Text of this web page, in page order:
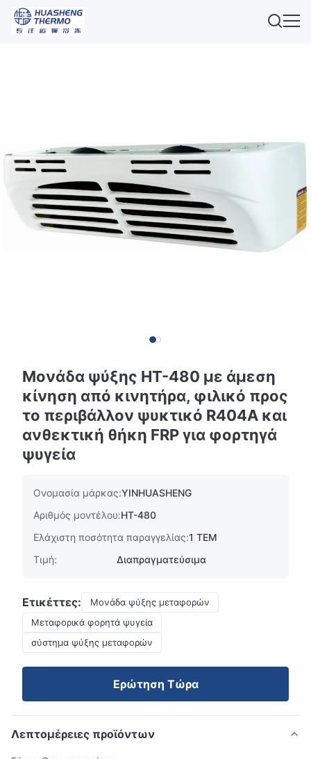
Μονάδα ψύξης HT-480 με άμεση
κίνηση από κινητήρα, φιλικό προς
το περιβάλλον ψυκτικό R404A και
ανθεκτική θήκη FRP για φορτηγά
ψυγεία
Ονομασία μάρκας:YINHUASHENG
Αριθμός μοντέλου:HT-480
Ελάχιστη ποσότητα παραγγελίας:1 ΤΕΜ
Τιμή:
Διαπραγματεύσιμα
Ετικέττες:
Μονάδα ψύξης μεταφορών
Μεταφορικά φορητά ψυγεία
σύστημα ψύξης μεταφορών
Ερώτηση Τώρα
Λεπτομέρειες προϊόντων